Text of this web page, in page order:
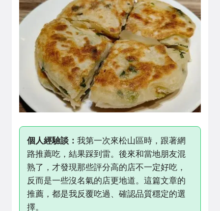
個人經驗談： 我第一次來松山區時，跟著網
路推薦吃，結果踩到雷。後來和當地朋友混
熟了，才發現那些評分高的店不一定好吃，
反而是一些沒名氣的店更地道。這篇文章的
推薦，都是我反覆吃過、確認品質穩定的選
擇。